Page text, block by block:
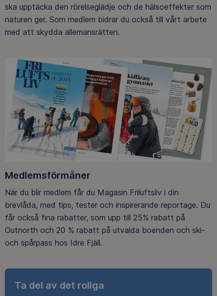
ska upptäcka den rörelseglädje och de hälsoeffekter som
naturen ger. Som medlem bidrar du också till vårt arbete
med att skydda allemansrätten.
Medlemsförmåner
När du blir medlem får du Magasin Friluftsliv i din
brevlåda, med tips, tester och inspirerande reportage. Du
får också fina rabatter, som upp till 25% rabatt på
Outnorth och 20 % rabatt på utvalda boenden och ski-
och spårpass hos Idre Fjäll.
Ta del av det roliga